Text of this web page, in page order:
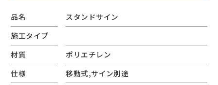
品名
スタンドサイン
施工タイプ
材質
ポリエチレン
仕様
移動式,サイン別途